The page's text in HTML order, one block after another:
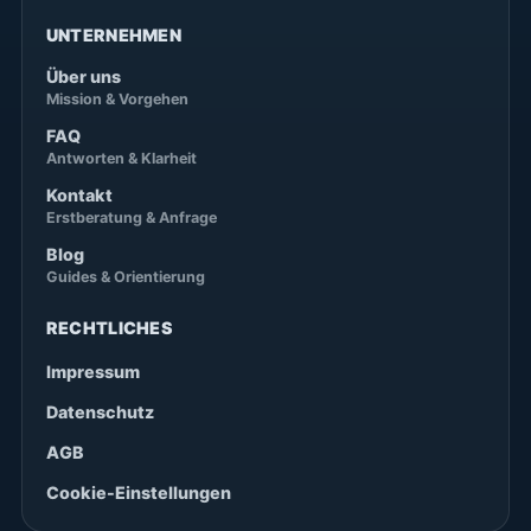
UNTERNEHMEN
Über uns
Mission & Vorgehen
FAQ
Antworten & Klarheit
Kontakt
Erstberatung & Anfrage
Blog
Guides & Orientierung
RECHTLICHES
Impressum
Datenschutz
AGB
Cookie-Einstellungen